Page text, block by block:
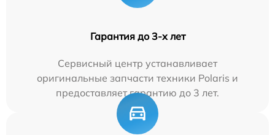
Гарантия до 3-х лет
Сервисный центр устанавливает
оригинальные запчасти техники Polaris и
предоставляет гарантию до 3 лет.